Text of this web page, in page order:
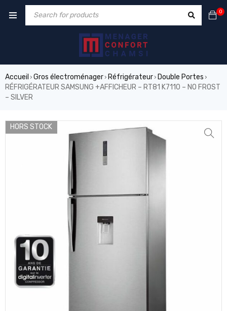
0
Accueil › Gros électroménager› Réfrigérateur› Double Portes ›
RÉFRIGÉRATEUR SAMSUNG +AFFICHEUR – RT81 K7110 – NO FROST
– SILVER
HORS STOCK